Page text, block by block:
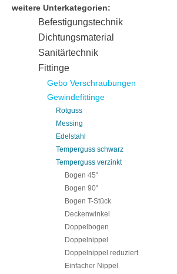
weitere Unterkategorien:
Befestigungstechnik
Dichtungsmaterial
Sanitärtechnik
Fittinge
Gebo Verschraubungen
Gewindefittinge
Rotguss
Messing
Edelstahl
Temperguss schwarz
Temperguss verzinkt
Bogen 45°
Bogen 90°
Bogen T-Stück
Deckenwinkel
Doppelbogen
Doppelnippel
Doppelnippel reduziert
Einfacher Nippel